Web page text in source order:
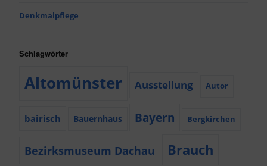
Denkmalpflege
Schlagwörter
Altomünster Ausstellung Autor
bairisch Bauernhaus Bayern Bergkirchen
Bezirksmuseum Dachau Brauch